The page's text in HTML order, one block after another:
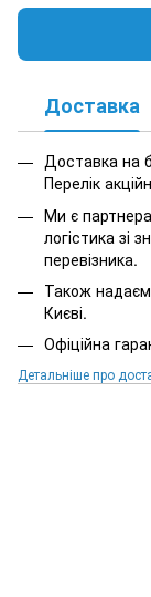
Доставка
Доставка на
Перелік
Ми є
логістика зі
перевізника.
Також
Києві.
Офіційна
Детальніше про